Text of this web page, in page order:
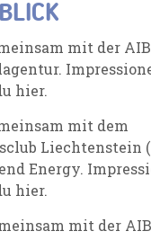
mit der
.
hier.
mit dem
Liechtenstein
Energy.
hier.
mit der